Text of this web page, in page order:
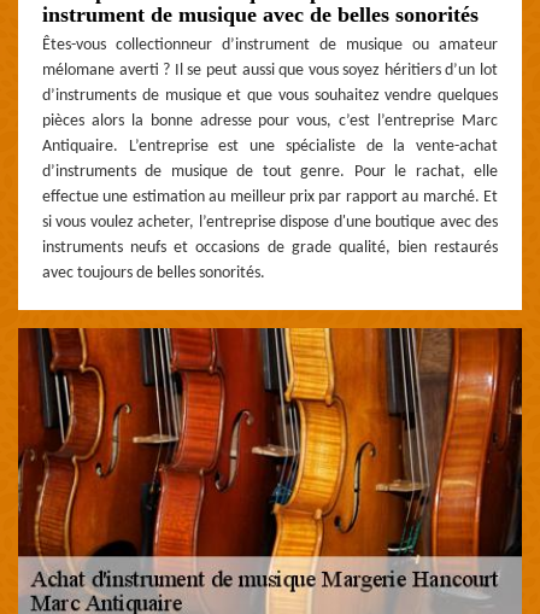
instrument de musique avec de belles sonorités
Êtes-vous collectionneur d’instrument de musique ou amateur
mélomane averti ? Il se peut aussi que vous soyez héritiers d’un lot
d’instruments de musique et que vous souhaitez vendre quelques
pièces alors la bonne adresse pour vous, c’est l’entreprise Marc
Antiquaire. L’entreprise est une spécialiste de la vente-achat
d’instruments de musique de tout genre. Pour le rachat, elle
effectue une estimation au meilleur prix par rapport au marché. Et
si vous voulez acheter, l’entreprise dispose d'une boutique avec des
instruments neufs et occasions de grade qualité, bien restaurés
avec toujours de belles sonorités.